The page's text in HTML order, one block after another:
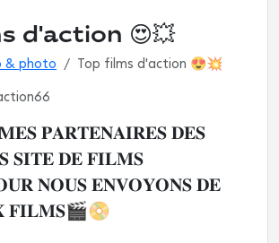
d'action 😍💥
& photo Top films d'action 😍💥
𝐏𝐀𝐑𝐓𝐄𝐍𝐀𝐈𝐑𝐄𝐒 𝐃𝐄𝐒
𝐒𝐈𝐓𝐄 𝐃𝐄 𝐅𝐈𝐋𝐌𝐒
𝐍𝐎𝐔𝐒 𝐄𝐍𝐕𝐎𝐘𝐎𝐍𝐒 𝐃𝐄
𝐅𝐈𝐋𝐌𝐒🎬📀